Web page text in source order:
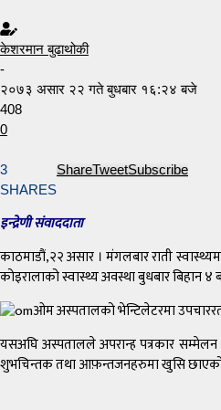
केशरमान बुढाथोकी
-
२०७३ असार २२ गते बुधबार १६:२४ बजे
408
0
3
SHARES
ShareTweetSubscribe
इन्द्रेणी संवाददाता
काठमाडौं,२२ असार । मंगलबार राती
कोइरालाको स्वास्थ्य अवस्था बुधबार बिहान
ओम अस्पतालको भेन्टिलेटरमा
यसअघि अस्पतालले अपरान्ह पत्रकार
शुभचिन्तक तथा आफ़न्तजनहरुमा खुसि